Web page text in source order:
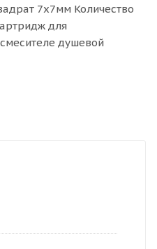
7х7мм Количество
для
душевой